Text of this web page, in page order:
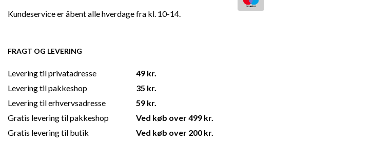
Kundeservice er åbent alle hverdage fra kl. 10-14.
FRAGT OG LEVERING
Levering til privatadresse
Levering til pakkeshop
Levering til erhvervsadresse
Gratis levering til pakkeshop
Gratis levering til butik
49 kr.
35 kr.
59 kr.
Ved køb over 499 kr.
Ved køb over 200 kr.